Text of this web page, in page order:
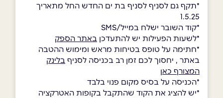
*תקף גם לסניף לסניף בת ים החדש החל מתאריך
1.5.25
*קוד השובר ישלח במייל/SMS
*לשעות הפעילות יש להתעדכן באתר הספק
*חתימה על טופס בטיחות מראש ומימוש ההטבה
באתר , יחסוך לכם זמן רב בכניסה לסניף בלינק
המצורף כאן
*הכניסה על בסיס מקום פנוי בלבד
*יש להציג את הקוד שהתקבל בקופות האטרקציה